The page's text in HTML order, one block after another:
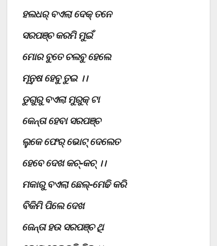
ହଲଧର୍ ବଏଲା ଦେକ୍ ତନେ
ସରପଞ୍ଚ କରମି ମୁଇଁ
ମୋର ବୁତେ ଚଲବୁ ହେଲେ
ମୂନୁଷ ହେବୁ ତୁଇ ।।
ଡୁଗୁରୁ ବଏଲା ମୁରୁକ୍ ଟା
କେନ୍ତା ହେବା ସରପଞ୍ଚ
ଲୁକେ ଫେର୍ ଭୋଟ୍ ଦେଲେତ
ହେବେ ଦେଖ କଚ୍-କଚ୍ ।।
ମକାରୁ ବଏଲା ଛେଲ୍-ମେଢି କରି
ବିକିମି ପିଲେ ଦେଖ
ଜେନ୍ତା ହଉ ସରପଞ୍ଚ ଥି